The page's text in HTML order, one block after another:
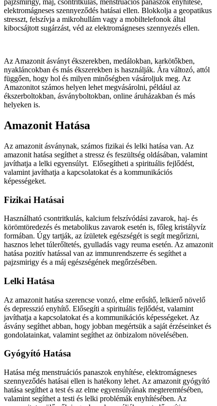
pajzsmirigy, máj, csontritkulás, menstruációs panaszok enyhítése,
elektromágneses szennyeződés hatásai ellen. Blokkolja a geopatikus
stresszt, felszívja a mikrohullám vagy a mobiltelefonok által
kibocsájtott sugárzást, véd az elektromágneses szennyezés ellen.
Az Amazonit ásványt ékszerekben, medálokban, karkötőkben,
nyakláncokban és más ékszerekben is használják. Ára változó, attól
függően, hogy hol és milyen minőségben vásároljuk meg. Az
Amazonitot számos helyen lehet megvásárolni, például az
ékszerboltokban, ásványboltokban, online áruházakban és más
helyeken is.
Amazonit Hatása
Az amazonit ásványnak, számos fizikai és lelki hatása van. Az
amazonit hatása segíthet a stressz és feszültség oldásában, valamint
javíthatja a lelki egyensúlyt. Elősegítheti a spirituális fejlődést,
valamint javíthatja a kapcsolatokat és a kommunikációs
képességeket.
Fizikai Hatásai
Használható csontritkulás, kalcium felszívódási zavarok, haj- és
körömtöredezés és metabolikus zavarok esetén is, főleg kristályvíz
formában. Úgy tartják, az ízületek egészségét is segít megőrizni,
hasznos lehet túlerőltetés, gyulladás vagy reuma esetén. Az amazonit
hatása pozitív hatással van az immunrendszerre és segíthet a
pajzsmirigy és a máj egészségének megőrzésében.
Lelki Hatása
Az amazonit hatása szerencse vonzó, elme erősítő, lelkierő növelő
és depresszió enyhítő. Elősegíti a spirituális fejlődést, valamint
javíthatja a kapcsolatokat és a kommunikációs képességeket. Az
ásvány segíthet abban, hogy jobban megértsük a saját érzéseinket és
gondolatainkat, valamint segíthet az önbizalom növelésében.
Gyógyító Hatása
Hatása még menstruációs panaszok enyhítése, elektromágneses
szennyeződés hatásai ellen is hatékony lehet. Az amazonit gyógyító
hatása segíthet a test és az elme egyensúlyának megteremtésében,
valamint segíthet a testi és lelki problémák enyhítésében. Az